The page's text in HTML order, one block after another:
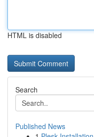
HTML is disabled
Search
Published News